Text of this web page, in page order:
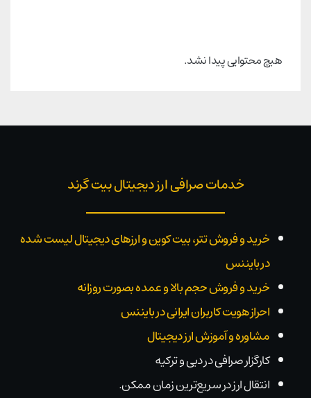
هیچ محتوایی پیدا نشد.
خدمات صرافی ارز دیجیتال بیت گرند
خرید و فروش تتر، بیت کوین و ارزهای دیجیتال لیست شده
در بایننس
خرید و فروش حجم بالا و عمده بصورت روزانه
احراز هویت کاربران ایرانی در بایننس
مشاوره و آموزش ارز دیجیتال
کارگزار صرافی در دبی و ترکیه
انتقال ارز در سریع‌ترین زمان ممکن.